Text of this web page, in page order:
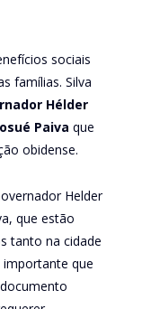
sociais
famílias. Silva
Hélder
Paiva que
obidense.
Helder
que estão
tanto na cidade
que